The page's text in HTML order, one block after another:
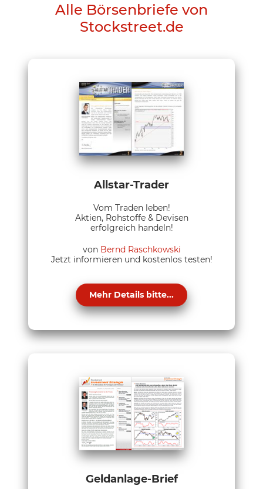
Alle Börsenbriefe von
Stockstreet.de
Allstar-Trader
Vom Traden leben!
Aktien, Rohstoffe & Devisen
erfolgreich handeln!
von Bernd Raschkowski
Jetzt informieren und kostenlos testen!
Mehr Details bitte...
Geldanlage-Brief